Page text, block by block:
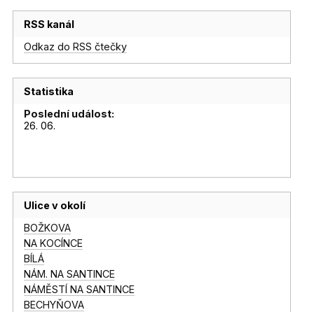
RSS kanál
Odkaz do RSS čtečky
Statistika
Poslední událost:
26. 06.
Ulice v okolí
BOŽKOVA
NA KOCÍNCE
BÍLÁ
NÁM. NA SANTINCE
NÁMĚSTÍ NA SANTINCE
BECHYŇOVA